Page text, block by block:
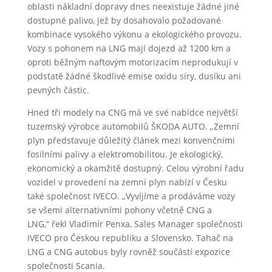
oblasti nákladní dopravy dnes neexistuje žádné jiné
dostupné palivo, jež by dosahovalo požadované
kombinace vysokého výkonu a ekologického provozu.
Vozy s pohonem na LNG mají dojezd až 1200 km a
oproti běžným naftovým motorizacím neprodukují v
podstatě žádné škodlivé emise oxidu síry, dusíku ani
pevných částic.
Hned tři modely na CNG má ve své nabídce největší
tuzemský výrobce automobilů ŠKODA AUTO. „Zemní
plyn představuje důležitý článek mezi konvenčními
fosilními palivy a elektromobilitou. Je ekologický,
ekonomický a okamžitě dostupný. Celou výrobní řadu
vozidel v provedení na zemní plyn nabízí v Česku
také společnost IVECO. „Vyvíjíme a prodáváme vozy
se všemi alternativními pohony včetně CNG a
LNG,“ řekl Vladimír Penxa, Sales Manager společnosti
IVECO pro Českou republiku a Slovensko. Tahač na
LNG a CNG autobus byly rovněž součástí expozice
společnosti Scania.